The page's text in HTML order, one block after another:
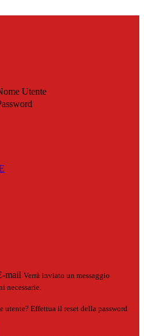
Utente
mail Verrà inviato un messaggio
necessarie.
utente? Effettua il reset della password